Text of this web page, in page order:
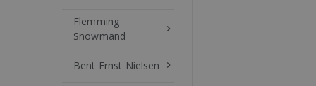
Flemming
Snowmand
keyboard_arrow_right
Bent Ernst Nielsen keyboard_arrow_right